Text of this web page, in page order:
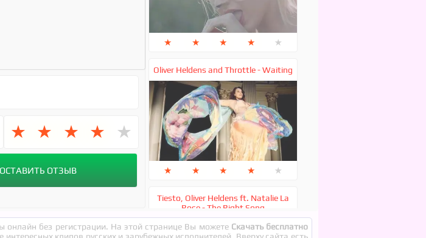
★ ★ ★ ★ ★
★ ★ ★ ★ ★
Oliver Heldens and Throttle - Waiting
★ ★ ★ ★ ★
Tiesto, Oliver Heldens ft. Natalie La
Rose - The Right Song
онлайн без регистрации. На этой странице Вы можете Скачать бесплатно